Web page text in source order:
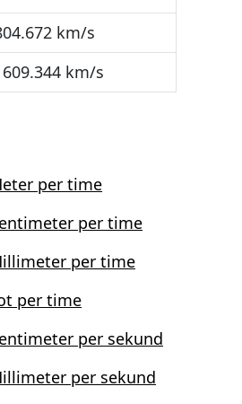
km/s
km/s
per time
per time
per time
per time
per sekund
per sekund